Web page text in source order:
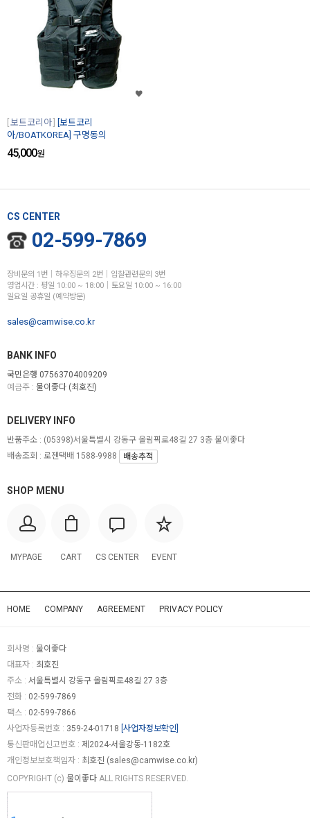
보트코리아
[보트코리
아/BOATKOREA] 구명동의
45,000원
CS CENTER
02-599-7869
장비문의 1번│하우징문의 2번│입찰관련문의 3번
영업시간 : 평일 10:00 ~ 18:00│토요일 10:00 ~ 16:00
일요일 공휴일 (예약방문)
sales@camwise.co.kr
BANK INFO
국민은행 07563704009209
예금주 : 물이좋다 (최호진)
SHOP MENU
MYPAGE CART CS CENTER EVENT
DELIVERY INFO
반품주소 : (05398)서울특별시 강동구 올림픽로48길 27 3층 물이좋다
배송조회 : 로젠택배 1588-9988
배송추적
HOME COMPANY AGREEMENT PRIVACY POLICY
회사명 : 물이좋다
대표자 : 최호진
주소 : 서울특별시 강동구 올림픽로48길 27 3층
전화 : 02-599-7869
팩스 : 02-599-7866
사업자등록번호 : 359-24-01718 [사업자정보확인]
통신판매업신고번호 : 제2024-서울강동-1182호
개인정보보호책임자 : 최호진 (sales@camwise.co.kr)
COPYRIGHT (c) 물이좋다 ALL RIGHTS RESERVED.